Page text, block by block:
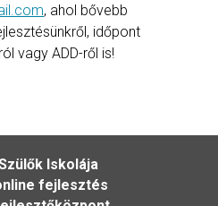
, ahol bővebb
időpont
vagy ADD-ről is!
Iskolája
fejlesztés